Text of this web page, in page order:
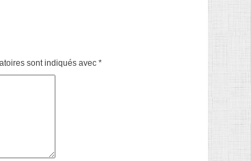
sont indiqués avec *